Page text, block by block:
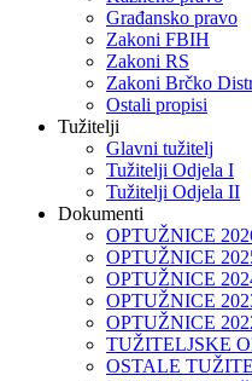
Građansko pravo
Zakoni FBIH
Zakoni RS
Zakoni Brčko
Ostali propisi
Tužitelji
Glavni tužitelj
Tužitelji Odjela I
Tužitelji Odjela II
Dokumenti
OPTUŽNICE
OPTUŽNICE
OPTUŽNICE
OPTUŽNICE
OPTUŽNICE
TUŽITELJSKE
OSTALE